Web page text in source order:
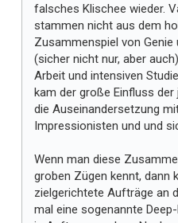
falsches Klischee wieder.
stammen nicht aus dem
Zusammenspiel von Genie
(sicher nicht nur, aber
Arbeit und intensiven
kam der große Einfluss
die Auseinandersetzung
Impressionisten und und
Wenn man diese
groben Zügen kennt, dann
zielgerichtete Aufträge an
mal eine sogenannte